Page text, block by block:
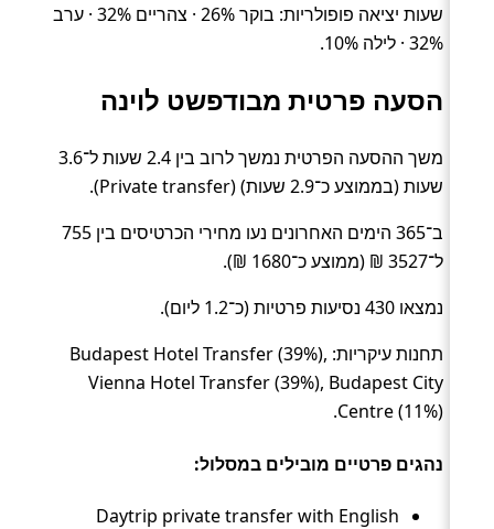
שעות יציאה פופולריות: בוקר 26% · צהריים 32% · ערב
32% · לילה 10%.
הסעה פרטית מבודפשט לוינה
משך ההסעה הפרטית נמשך לרוב בין 2.4 שעות ל־3.6
שעות (בממוצע כ־2.9 שעות) (Private transfer).
ב־365 הימים האחרונים נעו מחירי הכרטיסים בין 755
ל־3527 ₪ (ממוצע כ־1680 ₪).
נמצאו 430 נסיעות פרטיות (כ־1.2 ליום).
תחנות עיקריות: Budapest Hotel Transfer (39%),
Vienna Hotel Transfer (39%), Budapest City
Centre (11%).
נהגים פרטיים מובילים במסלול:
Daytrip private transfer with English